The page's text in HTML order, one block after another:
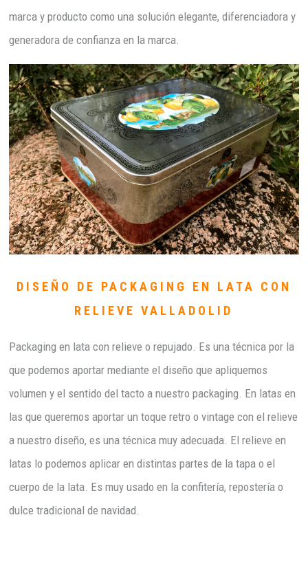
marca y producto como una solución elegante, diferenciadora y
generadora de confianza en la marca.
DISEÑO DE PACKAGING EN LATA CON
RELIEVE VALLADOLID
Packaging en lata con relieve o repujado. Es una técnica por la
que podemos aportar mediante el diseño que apliquemos
volumen y el sentido del tacto a nuestro packaging. En latas en
las que queremos aportar un toque retro o vintage con el relieve
a nuestro diseño, es una técnica muy adecuada. El relieve en
latas lo podemos aplicar en distintas partes de la tapa o el
cuerpo de la lata. Es muy usado en la confitería, repostería o
dulce tradicional de navidad.